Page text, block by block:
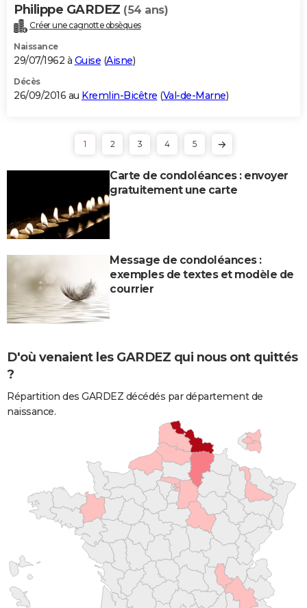
Philippe GARDEZ (54 ans)
Créer une cagnotte obsèques
Naissance
29/07/1962 à Guise (Aisne)
Décès
26/09/2016 au Kremlin-Bicêtre (Val-de-Marne)
1 2 3 4 5
Carte de condoléances : envoyer
gratuitement une carte
Message de condoléances :
exemples de textes et modèle de
courrier
D'où venaient les GARDEZ qui nous ont quittés
?
Répartition des GARDEZ décédés par département de
naissance.